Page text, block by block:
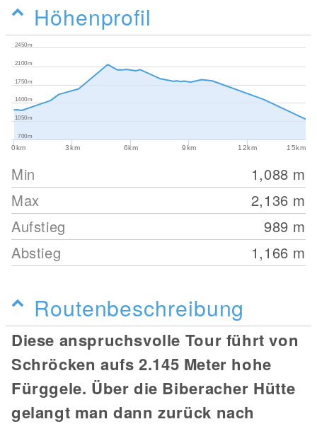
Höhenprofil
0km 3km 6km 9km 12km 15km
700m
1050m
1400m
1750m
2100m
2450m
Min 1,088 m
Max
2,136 m
Aufstieg
989 m
Abstieg
1,166 m
Routenbeschreibung
Diese anspruchsvolle Tour führt von
Schröckenaufs 2.145 Meter hohe
Fürggele. Über die Biberacher Hütte
gelangt man dann zurück nach